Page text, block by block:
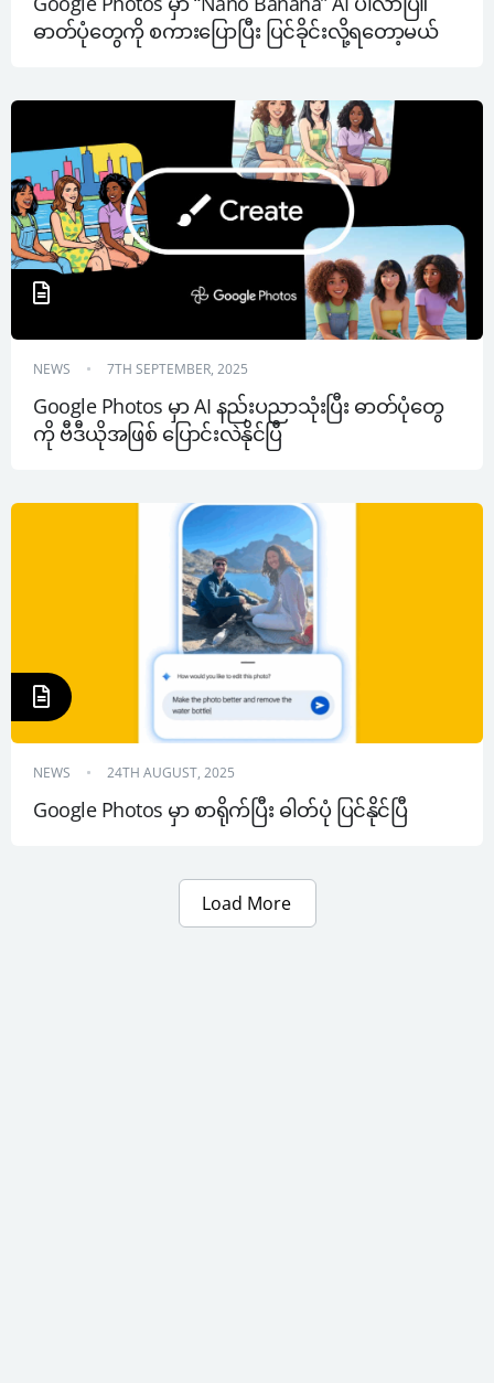
ဓာတ်ပုံတွေကို စကားပြောပြီး ပြင်ခိုင်းလို့ရတော့မယ်
NEWS 7TH SEPTEMBER, 2025
Google Photos မှာ AI နည်းပညာသုံးပြီး ဓာတ်ပုံတွေ
ကို ဗီဒီယိုအဖြစ် ပြောင်းလဲနိုင်ပြီ
NEWS 24TH AUGUST, 2025
Google Photos မှာ စာရိုက်ပြီး ဓါတ်ပုံ ပြင်နိုင်ပြီ
Load More